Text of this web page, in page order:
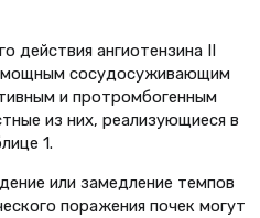
действия ангиотензина II
мощным сосудосуживающим
и протромбогенным
из них, реализующиеся в
1.
или замедление темпов
поражения почек могут